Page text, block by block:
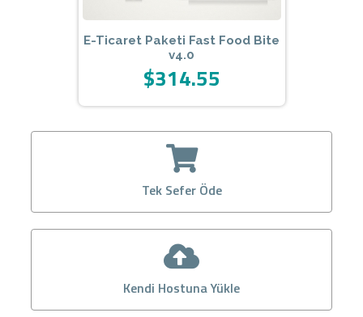
E-Ticaret Paketi Fast Food Bite
v4.0
$314.55
Tek Sefer Öde
Kendi Hostuna Yükle